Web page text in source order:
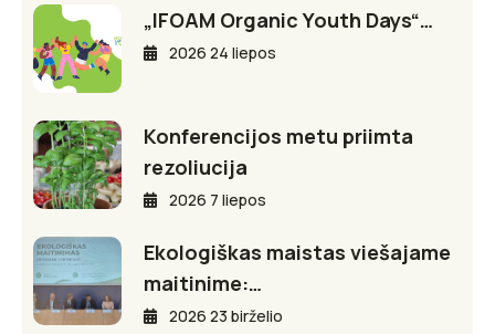
„IFOAM Organic Youth Days“…
2026 24 liepos
Konferencijos metu priimta
rezoliucija
2026 7 liepos
Ekologiškas maistas viešajame
maitinime:…
2026 23 birželio